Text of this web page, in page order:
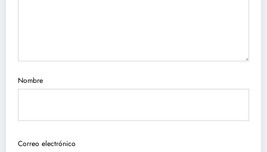
Nombre
Correo electrónico